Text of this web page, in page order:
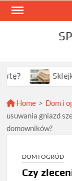
Skip
Sklejki topolowe
Home > Dom i
usuwania gniazd
domowników?
DOM I OGRÓD
Czy